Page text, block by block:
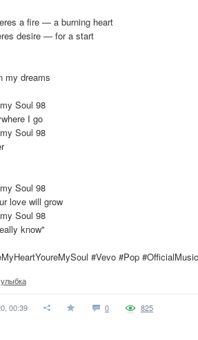
a fire — a burning heart
desire — for a start
my dreams
Soul 98
I go
Soul 98
Soul 98
love will grow
Soul 98
know"
#Vevo #Pop
улыбка
00:39 0 825